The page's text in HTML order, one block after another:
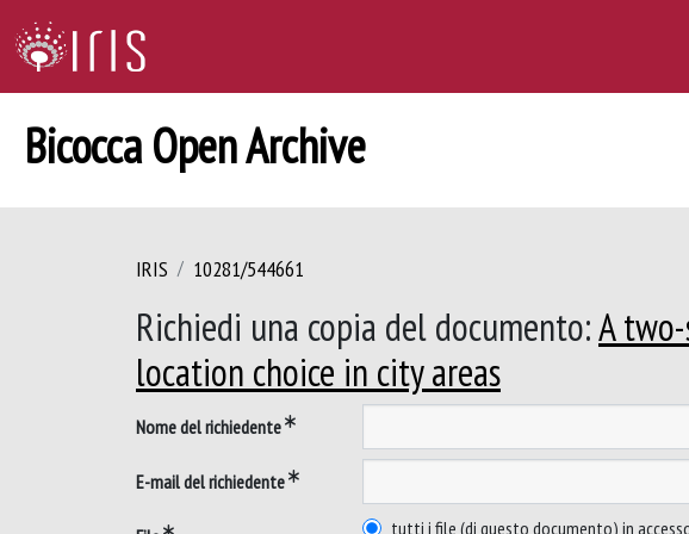
Bicocca Open Archive
IRIS 10281/544661
Richiedi una copia del documento:A
location choice in city areas
Nome del richiedente
E-mail del richiedente
tutti i file (di questo documento) in